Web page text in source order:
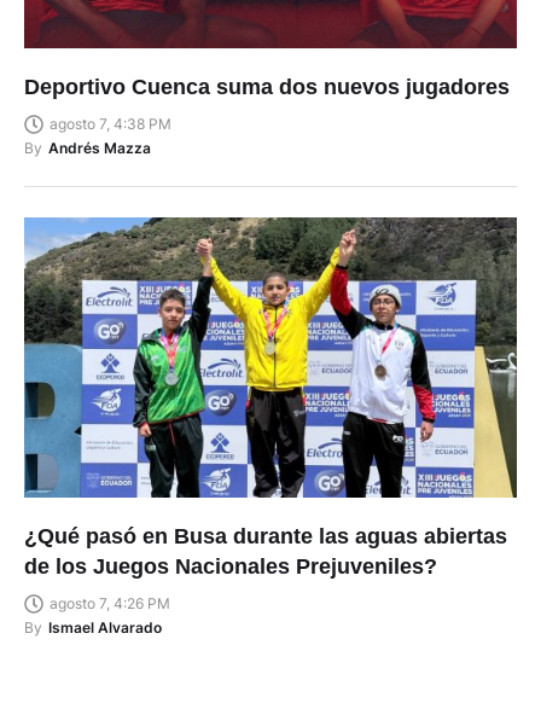
Deportivo Cuenca suma dos nuevos jugadores
agosto 7, 4:38 PM
By
Andrés Mazza
¿Qué pasó en Busa durante las aguas abiertas
de los Juegos Nacionales Prejuveniles?
agosto 7, 4:26 PM
By
Ismael Alvarado